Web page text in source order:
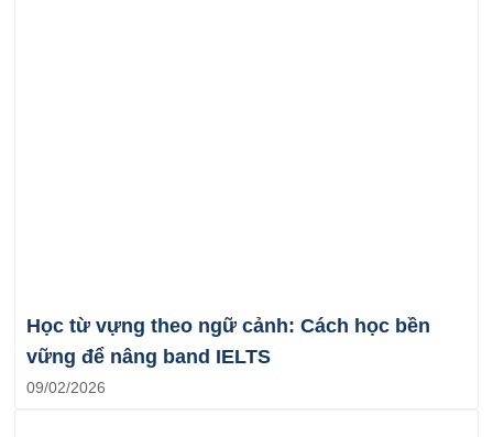
Học từ vựng theo ngữ cảnh: Cách học bền
vững để nâng band IELTS
09/02/2026